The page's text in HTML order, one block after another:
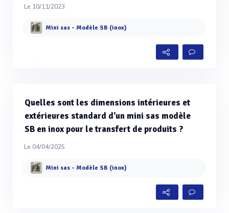
Le 10/11/2023
Mini sas - Modèle SB (inox)
Quelles sont les dimensions intérieures et
extérieures standard d'un mini sas modèle
SB en inox pour le transfert de produits ?
Le 04/04/2025
Mini sas - Modèle SB (inox)